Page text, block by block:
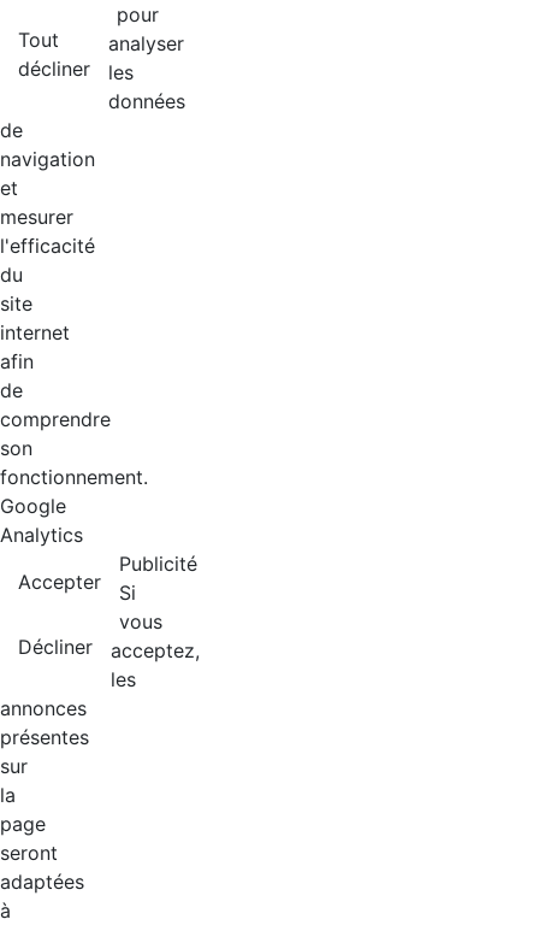
Tout
décliner
pour
analyser
les
données
de
navigation
et
mesurer
l'efficacité
du
site
internet
afin
de
comprendre
son
fonctionnement.
Google
Analytics
Accepter
Décliner
Publicité
Si
vous
acceptez,
les
annonces
présentes
sur
la
page
seront
adaptées
à